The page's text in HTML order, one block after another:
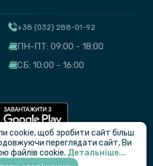
+38 (032) 288-01-92
ПН-ПТ: 09:00 - 18:00
СБ: 10:00 - 16:00
© VEST
cookie, щоб зробити сайт більш
переглядати сайт, Ви
файлів cookie. Детальніше...